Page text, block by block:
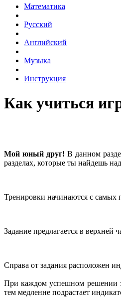
Математика
Русский
Английский
Музыка
Инструкция
Как учиться
Мой юный друг! В данном
разделах, которые ты найдешь
Тренировки начинаются с самых
Задание предлагается в
Справа от задания расположен
При каждом успешном решении
тем медленне подрастает